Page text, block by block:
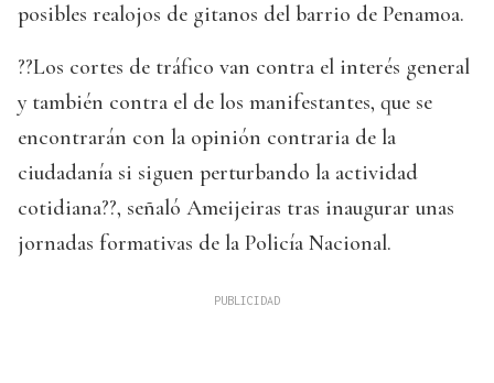
posibles realojos de gitanos del barrio de Penamoa.
??Los cortes de tráfico van contra el interés general
y también contra el de los manifestantes, que se
encontrarán con la opinión contraria de la
ciudadanía si siguen perturbando la actividad
cotidiana??, señaló Ameijeiras tras inaugurar unas
jornadas formativas de la Policía Nacional.